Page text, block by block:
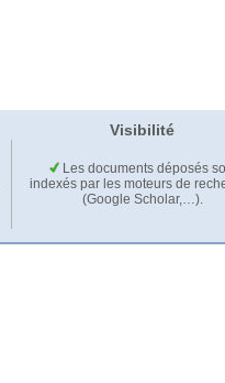
Visibilité
Les documents déposés
indexés par les moteurs de
(Google Scholar,…).